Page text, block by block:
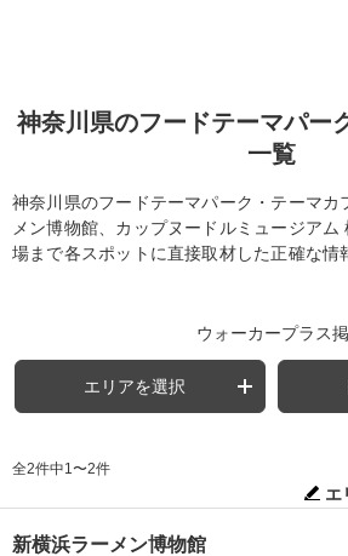
神奈川県のフードテーマパー
一覧
神奈川県のフードテーマパーク・テーマカ
メン博物館、カップヌードルミュージアム
場まで各スポットに直接取材した正確な情
ウォーカープラス
エリアを選択
全2件中1〜2件
エ
新横浜ラーメン博物館